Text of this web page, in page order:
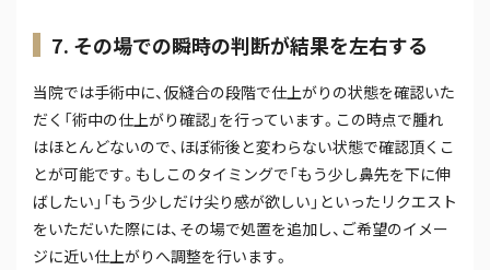
7. その場での瞬時の判断が結果を左右する
当院では手術中に、仮縫合の段階で仕上がりの状態を確認いた
だく「術中の仕上がり確認」を行っています。この時点で腫れ
はほとんどないので、ほぼ術後と変わらない状態で確認頂くこ
とが可能です。もしこのタイミングで「もう少し鼻先を下に伸
ばしたい」「もう少しだけ尖り感が欲しい」といったリクエスト
をいただいた際には、その場で処置を追加し、ご希望のイメー
ジに近い仕上がりへ調整を行います。